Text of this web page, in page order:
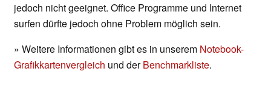
jedoch nicht geeignet. Office Programme und Internet
surfen dürfte jedoch ohne Problem möglich sein.
» Weitere Informationen gibt es in unserem Notebook-
Grafikkartenvergleich und derBenchmarkliste.